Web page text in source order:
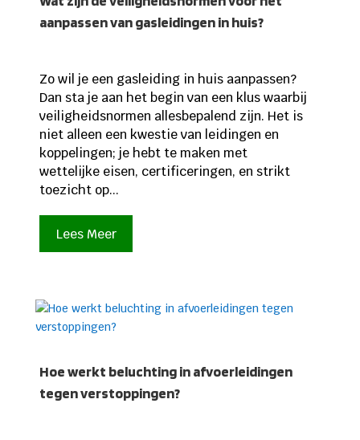
aanpassen van gasleidingen in huis?
Zo wil je een gasleiding in huis aanpassen?
Dan sta je aan het begin van een klus waarbij
veiligheidsnormen allesbepalend zijn. Het is
niet alleen een kwestie van leidingen en
koppelingen; je hebt te maken met
wettelijke eisen, certificeringen, en strikt
toezicht op...
Lees Meer
Hoe werkt beluchting in afvoerleidingen
tegen verstoppingen?